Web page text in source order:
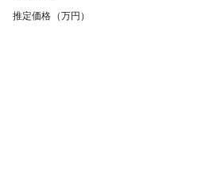
推定価格（万円）